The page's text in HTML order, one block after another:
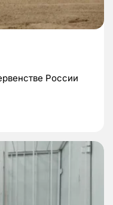
России